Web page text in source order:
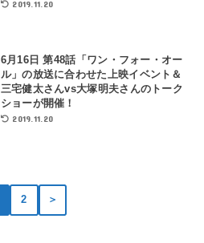
2019.11.20
6月16日 第48話「ワン・フォー・オー
ル」の放送に合わせた上映イベント＆
三宅健太さんvs大塚明夫さんのトーク
ショーが開催！
2019.11.20
2 ＞